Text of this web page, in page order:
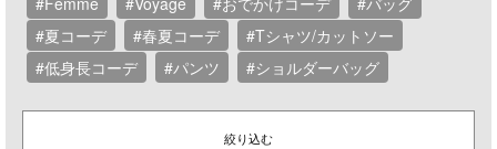
#夏コーデ
#春夏コーデ
#Tシャツ/カットソー
#低身長コーデ
#パンツ #ショルダーバッグ
絞り込む